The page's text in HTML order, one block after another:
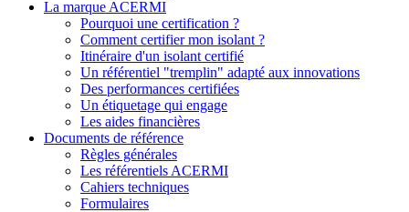
La marque ACERMI
Pourquoi une certification ?
Comment certifier mon isolant ?
Itinéraire d'un isolant certifié
Un référentiel "tremplin" adapté aux innovations
Des performances certifiées
Un étiquetage qui engage
Les aides financières
Documents de référence
Règles générales
Les référentiels ACERMI
Cahiers techniques
Formulaires